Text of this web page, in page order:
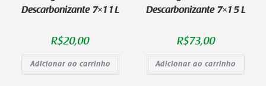
Descarbonizante 7×1 1 L
R$20,00
Adicionar ao carrinho
Descarbonizante 7×1 5 L
R$73,00
Adicionar ao carrinho